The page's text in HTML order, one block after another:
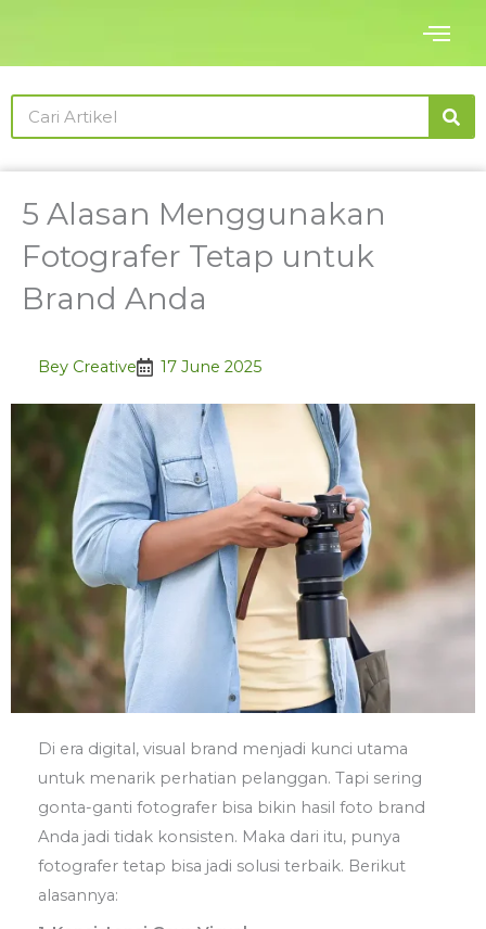
content
Search
5 Alasan Menggunakan
Fotografer Tetap untuk
Brand Anda
Bey Creative 17 June 2025
Di era digital, visual brand menjadi kunci utama
untuk menarik perhatian pelanggan. Tapi sering
gonta-ganti fotografer bisa bikin hasil foto brand
Anda jadi tidak konsisten. Maka dari itu, punya
fotografer tetap bisa jadi solusi terbaik. Berikut
alasannya: